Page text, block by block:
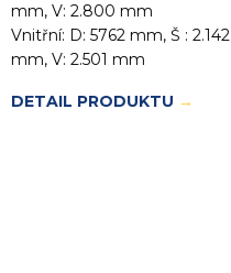
mm, V: 2.800 mm
Vnitřní: D: 5762 mm, Š : 2.142
mm, V: 2.501 mm
DETAIL PRODUKTU →